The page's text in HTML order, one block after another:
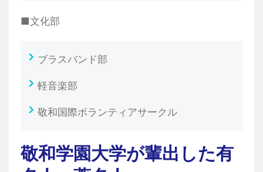
■文化部
ブラスバンド部
軽音楽部
敬和国際ボランティアサークル
敬和学園大学が輩出した有